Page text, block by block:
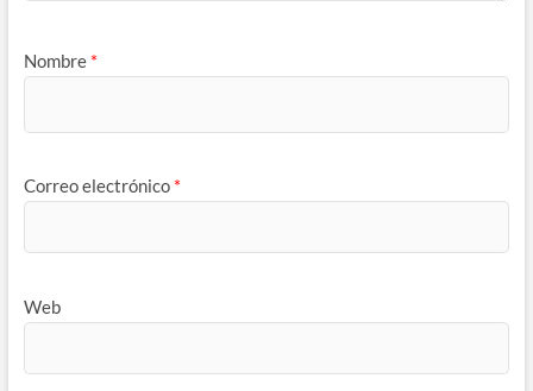
Nombre *
Correo electrónico *
Web